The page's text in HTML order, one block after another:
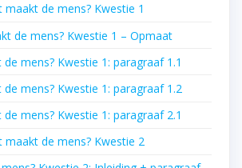
maakt de mens? Kwestie 1
de mens? Kwestie 1 – Opmaat
mens? Kwestie 1: paragraaf 1.1
mens? Kwestie 1: paragraaf 1.2
mens? Kwestie 1: paragraaf 2.1
maakt de mens? Kwestie 2